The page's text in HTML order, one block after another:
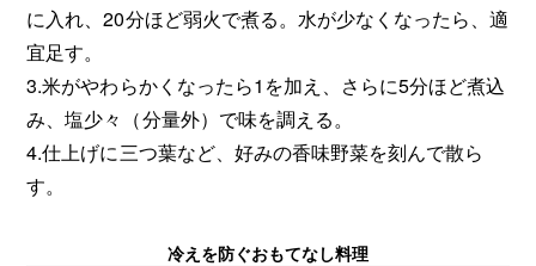
に入れ、20分ほど弱火で煮る。水が少なくなったら、適
宜足す。
3.米がやわらかくなったら1を加え、さらに5分ほど煮込
み、塩少々（分量外）で味を調える。
4.仕上げに三つ葉など、好みの香味野菜を刻んで散ら
す。
冷えを防ぐおもてなし料理